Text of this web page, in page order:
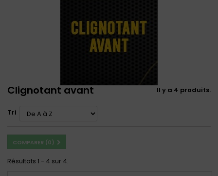
Clignotant avant Il y a 4 produits.
Tri
COMPARER (0)
Résultats 1 - 4 sur 4.